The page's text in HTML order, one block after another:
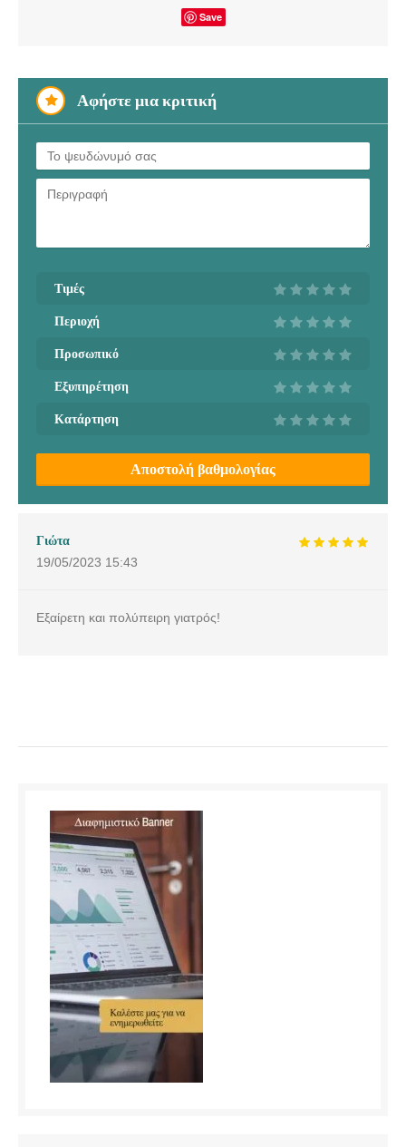
Save
Αφήστε μια κριτική
Τιμές
Περιοχή
Προσωπικό
Εξυπηρέτηση
Κατάρτηση
Αποστολή βαθμολογίας
Γιώτα
19/05/2023 15:43
Εξαίρετη και πολύπειρη γιατρός!